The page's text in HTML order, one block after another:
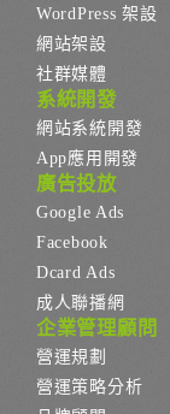
WordPress 架設
網站架設
社群媒體
系統開發
網站系統開發
App應用開發
廣告投放
Google Ads
Facebook
Dcard Ads
成人聯播網
企業管理顧問
營運規劃
營運策略分析